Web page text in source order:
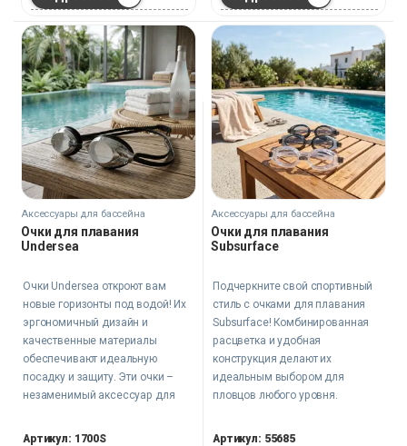
Аксессуары для бассейна
Очки для плавания
Undersea
Очки Undersea откроют вам
новые горизонты под водой! Их
эргономичный дизайн и
качественные материалы
обеспечивают идеальную
посадку и защиту. Эти очки –
незаменимый аксессуар для
качество во время плавания.
Артикул: 1700S
Аксессуары для бассейна
Очки для плавания
Subsurface
Подчеркните свой спортивный
стиль с очками для плавания
Subsurface! Комбинированная
расцветка и удобная
конструкция делают их
идеальным выбором для
пловцов любого уровня.
и комфортом, исследуя
Артикул: 55685